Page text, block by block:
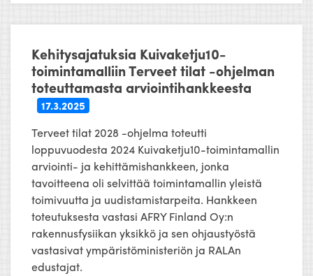
Kehitysajatuksia Kuivaketju10-
toimintamalliin Terveet tilat -ohjelman
toteuttamasta arviointihankkeesta
17.3.2025
Terveet tilat 2028 -ohjelma toteutti
loppuvuodesta 2024 Kuivaketju10-toimintamallin
arviointi- ja kehittämishankkeen, jonka
tavoitteena oli selvittää toimintamallin yleistä
toimivuutta ja uudistamistarpeita. Hankkeen
toteutuksesta vastasi AFRY Finland Oy:n
rakennusfysiikan yksikkö ja sen ohjaustyöstä
vastasivat ympäristöministeriön ja RALAn
edustajat.